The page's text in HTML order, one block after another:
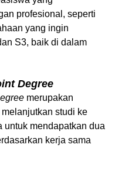
profesional, seperti
yang ingin
S3, baik di dalam
Degree
merupakan
studi ke
untuk mendapatkan dua
kerja sama